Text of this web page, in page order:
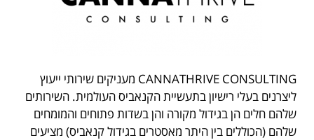
CANNATHRIVE CONSULTING מעניקים שירותי ייעוץ
ליצרנים בעלי רישיון בתעשיית הקנאביס העולמית. השירותים
שלהם חלים הן בגידול מקורה והן בשדות פתוחים והמומחים
שלהם (הכוללים בין היתר מאסטרים בגידול קנאביס) מציעים